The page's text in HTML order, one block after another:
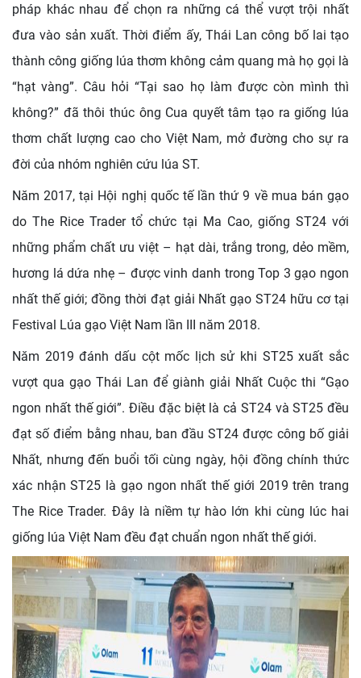
pháp khác nhau để chọn ra những cá thể vượt trội nhất
đưa vào sản xuất. Thời điểm ấy, Thái Lan công bố lai tạo
thành công giống lúa thơm không cảm quang mà họ gọi là
“hạt vàng”. Câu hỏi “Tại sao họ làm được còn mình thì
không?” đã thôi thúc ông Cua quyết tâm tạo ra giống lúa
thơm chất lượng cao cho Việt Nam, mở đường cho sự ra
đời của nhóm nghiên cứu lúa ST.
Năm 2017, tại Hội nghị quốc tế lần thứ 9 về mua bán gạo
do The Rice Trader tổ chức tại Ma Cao, giống ST24 với
những phẩm chất ưu việt – hạt dài, trắng trong, dẻo mềm,
hương lá dứa nhẹ – được vinh danh trong Top 3 gạo ngon
nhất thế giới; đồng thời đạt giải Nhất gạo ST24 hữu cơ tại
Festival Lúa gạo Việt Nam lần III năm 2018.
Năm 2019 đánh dấu cột mốc lịch sử khi ST25 xuất sắc
vượt qua gạo Thái Lan để giành giải Nhất Cuộc thi “Gạo
ngon nhất thế giới”. Điều đặc biệt là cả ST24 và ST25 đều
đạt số điểm bằng nhau, ban đầu ST24 được công bố giải
Nhất, nhưng đến buổi tối cùng ngày, hội đồng chính thức
xác nhận ST25 là gạo ngon nhất thế giới 2019 trên trang
The Rice Trader. Đây là niềm tự hào lớn khi cùng lúc hai
giống lúa Việt Nam đều đạt chuẩn ngon nhất thế giới.